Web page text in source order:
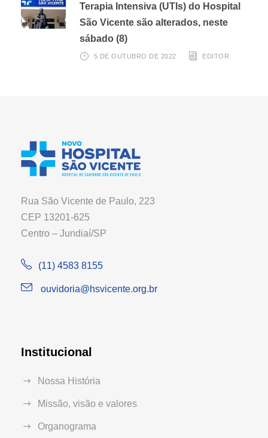
Terapia Intensiva (UTIs) do Hospital
São Vicente são alterados, neste
sábado (8)
5 DE OUTUBRO DE 2022 EDITOR
Rua São Vicente de Paulo, 223
CEP 13201-625
Centro – Jundiaí/SP
(11) 4583 8155
ouvidoria@hsvicente.org.br
Institucional
Nossa História
Missão, visão e valores
Organograma